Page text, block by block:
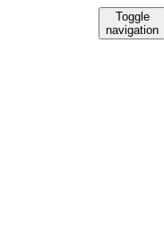
Toggle
navigation